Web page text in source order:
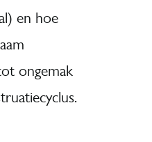
en hoe
ongemak